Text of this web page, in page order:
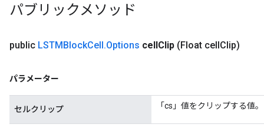
パブリックメソッド
public LSTMBlockCell.Options cellClip (Float cellClip)
パラメーター
セルクリップ 「cs」値をクリップする値。